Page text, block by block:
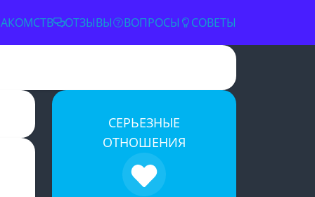
ОТЗЫВЫ ВОПРОСЫ СОВЕТЫ
СЕРЬЕЗНЫЕ
ОТНОШЕНИЯ